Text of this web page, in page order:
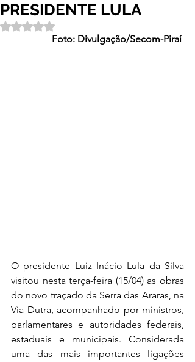
PRESIDENTE LULA
Avaliado com NaN de 5 estrelas.
Foto: Divulgação/Secom-Piraí
O presidente Luiz Inácio Lula da Silva
visitou nesta terça-feira (15/04) as obras
do novo traçado da Serra das Araras, na
Via Dutra, acompanhado por ministros,
parlamentares e autoridades federais,
estaduais e municipais. Considerada
uma das mais importantes ligações